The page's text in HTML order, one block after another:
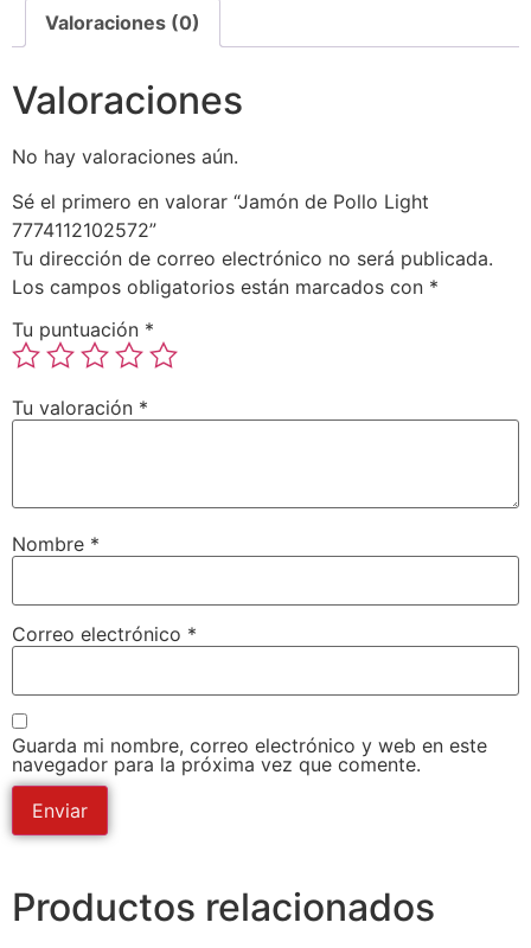
Valoraciones (0)
Valoraciones
No hay valoraciones aún.
Sé el primero en valorar “Jamón de Pollo Light
7774112102572”
Tu dirección de correo electrónico no será publicada.
Los campos obligatorios están marcados con *
Tu puntuación *
Tu valoración *
Nombre *
Correo electrónico *
Guarda mi nombre, correo electrónico y web en este
navegador para la próxima vez que comente.
Productos relacionados